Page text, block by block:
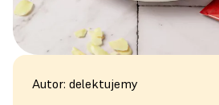
Autor: delektujemy